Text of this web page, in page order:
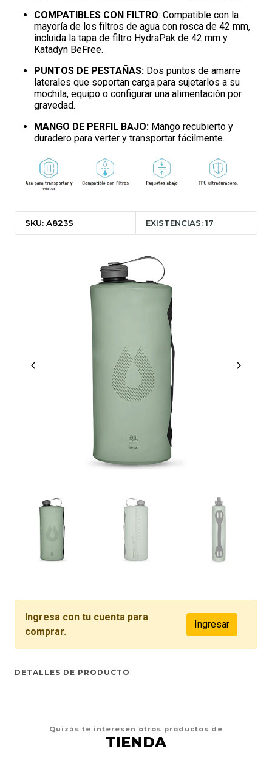
COMPATIBLES CON FILTRO: Compatible con la
mayoría de los filtros de agua con rosca de 42 mm,
incluida la tapa de filtro HydraPak de 42 mm y
Katadyn BeFree.
PUNTOS DE PESTAÑAS: Dos puntos de amarre
laterales que soportan carga para sujetarlos a su
mochila, equipo o configurar una alimentación por
gravedad.
MANGO DE PERFIL BAJO: Mango recubierto y
duradero para verter y transportar fácilmente.
SKU: A823S EXISTENCIAS: 17
Ingresa con tu cuenta para
comprar.
Ingresar
DETALLES DE PRODUCTO
Quizás te interesen otros productos de
TIENDA